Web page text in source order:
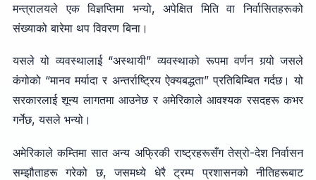
मन्त्रालयले एक विज्ञप्तिमा भन्यो, अपेक्षित मिति वा निर्वासितहरूको
संख्याको बारेमा थप विवरण बिना।
यसले यो व्यवस्थालाई “अस्थायी” व्यवस्थाको रूपमा वर्णन गर्‍यो जसले
कंगोको “मानव मर्यादा र अन्तर्राष्ट्रिय ऐक्यबद्धता” प्रतिबिम्बित गर्दछ। यो
सरकारलाई शून्य लागतमा आउनेछ र अमेरिकाले आवश्यक रसदहरू कभर
गर्नेछ, यसले भन्यो।
अमेरिकाले कम्तिमा सात अन्य अफ्रिकी राष्ट्रहरूसँग तेस्रो-देश निर्वासन
सम्झौताहरू गरेको छ, जसमध्ये धेरै ट्रम्प प्रशासनको नीतिहरूबाट